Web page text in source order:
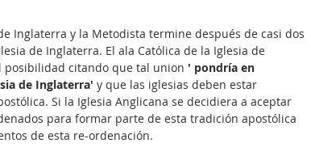
Inglaterra y la Metodista termine después de casi dos
de Inglaterra. El ala Católica de la Iglesia de
posibilidad citando que tal union ' pondría en
de Inglaterra' y que las iglesias deben estar
Si la Iglesia Anglicana se decidiera a aceptar
para formar parte de esta tradición apostólica
de esta re-ordenación.